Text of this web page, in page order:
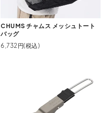
CHUMS チャムス メッシュトート
バッグ
6,732円(税込)